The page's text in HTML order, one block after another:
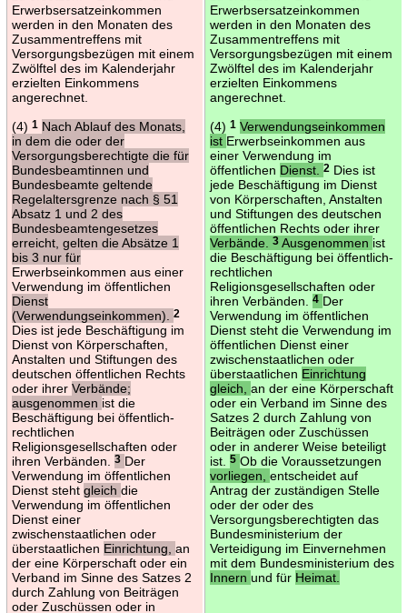
Erwerbsersatzeinkommen
werden in den Monaten des
Zusammentreffens mit
Versorgungsbezügen mit einem
Zwölftel des im Kalenderjahr
erzielten Einkommens
angerechnet.
(4) 1 Nach Ablauf des Monats,
in dem die oder der
Versorgungsberechtigte die für
Bundesbeamtinnen und
Bundesbeamte geltende
Regelaltersgrenze nach § 51
Absatz 1 und 2 des
Bundesbeamtengesetzes
erreicht, gelten die Absätze 1
bis 3 nur für
Erwerbseinkommen aus einer
Verwendung im öffentlichen
Dienst
(Verwendungseinkommen).
2
Dies ist jede Beschäftigung im
Dienst von Körperschaften,
Anstalten und Stiftungen des
deutschen öffentlichen Rechts
oder ihrer Verbände;
ausgenommen ist die
Beschäftigung bei öffentlich-
rechtlichen
Religionsgesellschaften oder
ihren Verbänden.
3 Der
Verwendung im öffentlichen
Dienst steht gleich die
Verwendung im öffentlichen
Dienst einer
zwischenstaatlichen oder
überstaatlichen Einrichtung, an
der eine Körperschaft oder ein
Verband im Sinne des Satzes 2
durch Zahlung von Beiträgen
oder Zuschüssen oder in
Erwerbsersatzeinkommen
werden in den Monaten des
Zusammentreffens mit
Versorgungsbezügen mit einem
Zwölftel des im Kalenderjahr
erzielten Einkommens
angerechnet.
(4) 1 Verwendungseinkommen
ist Erwerbseinkommen aus
einer Verwendung im
öffentlichen Dienst. 2Dies ist
jede Beschäftigung im Dienst
von Körperschaften, Anstalten
und Stiftungen des deutschen
öffentlichen Rechts oder ihrer
Verbände.
3Ausgenommen ist
die Beschäftigung bei öffentlich-
rechtlichen
Religionsgesellschaften oder
ihren Verbänden.
4 Der
Verwendung im öffentlichen
Dienst steht die Verwendung im
öffentlichen Dienst einer
zwischenstaatlichen oder
überstaatlichen Einrichtung
gleich, an der eine Körperschaft
oder ein Verband im Sinne des
Satzes 2 durch Zahlung von
Beiträgen oder Zuschüssen
oder in anderer Weise beteiligt
ist.
5 Ob die Voraussetzungen
vorliegen, entscheidet auf
Antrag der zuständigen Stelle
oder der oder des
Versorgungsberechtigten das
Bundesministerium der
Verteidigung im Einvernehmen
mit dem Bundesministerium des
Innern und für Heimat.